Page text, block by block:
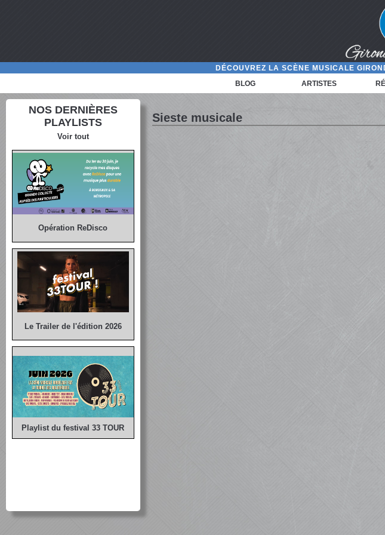
DÉCOUVREZ LA SCÈNE MUSICALE
BLOG
ARTISTES
NOS DERNIÈRES
PLAYLISTS
Voir tout
Opération ReDisco
Le Trailer de l'édition 2026
Playlist du festival 33 TOUR
Sieste musicale